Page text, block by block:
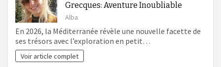
Grecques: Aventure Inoubliable
Alba
En 2026, la Méditerranée révèle une nouvelle facette de
ses trésors avec l’exploration en petit…
Voir article complet